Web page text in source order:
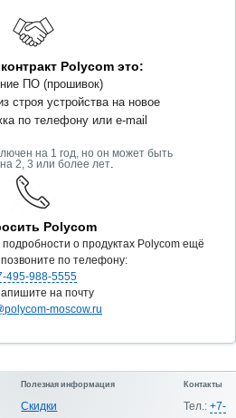
Polycom это:
ПО (прошивок)
строя устройства на новое
по телефону или e-mail
на 1 год, но он может быть
2, 3 или более лет.
Polycom
о продуктах Polycom ещё
позвоните по телефону:
495-988-5555
на почту
moscow.ru
Полезная информация
Скидки
Контакты
Тел.: +7-